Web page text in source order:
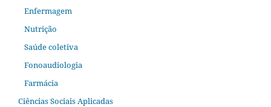
Enfermagem
Nutrição
Saúde coletiva
Fonoaudiologia
Farmácia
Ciências Sociais Aplicadas